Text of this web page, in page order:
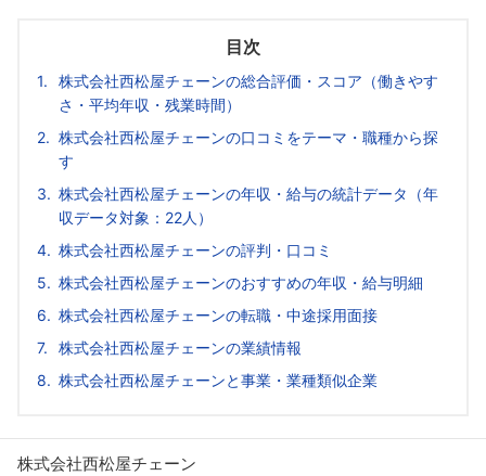
目次
株式会社西松屋チェーンの総合評価・スコア（働きやす
さ・平均年収・残業時間）
株式会社西松屋チェーンの口コミをテーマ・職種から探
す
株式会社西松屋チェーンの年収・給与の統計データ（年
収データ対象：22人）
株式会社西松屋チェーンの評判・口コミ
株式会社西松屋チェーンのおすすめの年収・給与明細
株式会社西松屋チェーンの転職・中途採用面接
株式会社西松屋チェーンの業績情報
株式会社西松屋チェーンと事業・業種類似企業
株式会社西松屋チェーン